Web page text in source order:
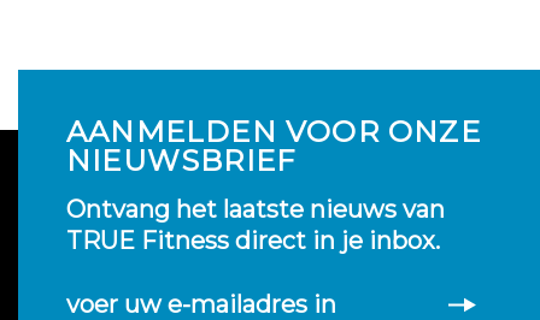
AANMELDEN VOOR ONZE
NIEUWSBRIEF
Ontvang het laatste nieuws van
TRUE Fitness direct in je inbox.
voer uw e-mailadres in